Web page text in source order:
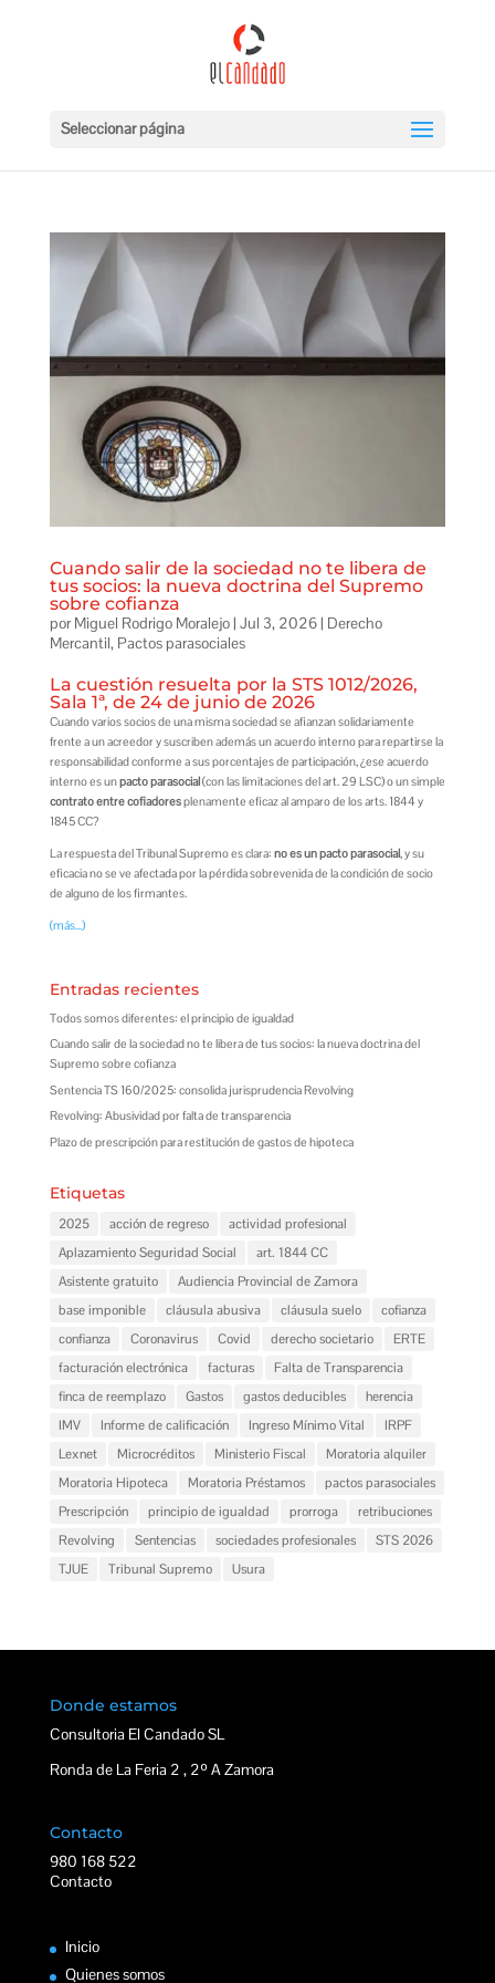
Seleccionar página
Cuando salir de la sociedad no te libera de
tus socios: la nueva doctrina del Supremo
sobre cofianza
por Miguel Rodrigo Moralejo| Jul 3, 2026| Derecho
Mercantil, Pactos parasociales
La cuestión resuelta por la STS 1012/2026,
Sala 1ª, de 24 de junio de 2026
Cuando varios socios de una misma sociedad se afianzan solidariamente
frente a un acreedor y suscriben además un acuerdo interno para repartirse la
responsabilidad conforme a sus porcentajes de participación, ¿ese acuerdo
interno es unpacto parasocial(con las limitaciones del art. 29 LSC) o un simple
contrato entre cofiadoresplenamente eficaz al amparo de los arts. 1844 y
1845 CC?
La respuesta del Tribunal Supremo es clara: no es un pacto parasocial, y su
eficacia no se ve afectada por la pérdida sobrevenida de la condición de socio
de alguno de los firmantes.
(más…)
Entradas recientes
Todos somos diferentes: el principio de igualdad
Cuando salir de la sociedad no te libera de tus socios: la nueva doctrina del
Supremo sobre cofianza
Sentencia TS 160/2025: consolida jurisprudencia Revolving
Revolving: Abusividad por falta de transparencia
Plazo de prescripción para restitución de gastos de hipoteca
Etiquetas
2025 acción de regreso
actividad profesional
Aplazamiento Seguridad Social
art. 1844 CC
Asistente gratuito
Audiencia Provincial de Zamora
base imponible
cláusula abusiva cláusula suelo
cofianza
confianza
Coronavirus Covid derecho societario
ERTE
facturación electrónica
facturas
Falta de Transparencia
finca de reemplazo
Gastos gastos deducibles
herencia
IMV
Informe de calificación Ingreso Mínimo Vital
IRPF
Lexnet
Microcréditos Ministerio Fiscal
Moratoria alquiler
Moratoria Hipoteca
Moratoria Préstamos
pactos parasociales
Prescripción
principio de igualdad prorroga
retribuciones
Revolving
Sentencias sociedades profesionales
STS 2026
TJUE
Tribunal Supremo Usura
Donde estamos
Consultoria El Candado SL
Ronda de La Feria 2 , 2º A Zamora
Contacto
980 168 522
Contacto
Inicio
Quienes somos